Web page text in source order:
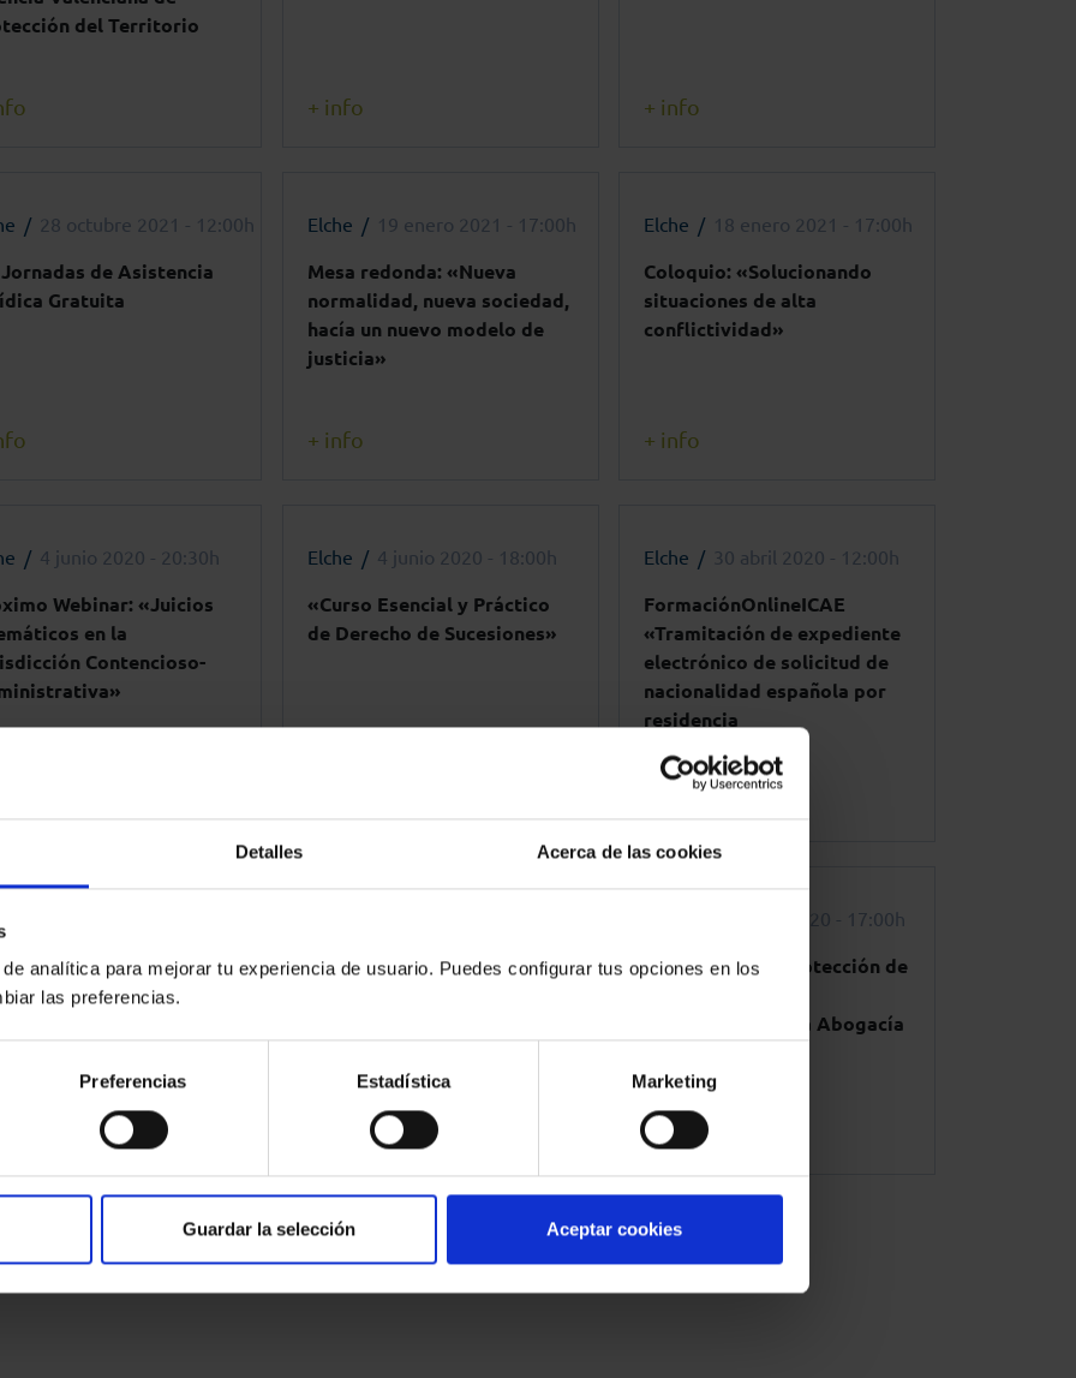
Detalles Acerca de las cookies
analítica para mejorar tu experiencia de usuario. Puedes configurar tus opciones en los
las preferencias.
Preferencias Estadística Marketing
Guardar la selección Aceptar cookies
del Territorio
+ info + info
28 octubre 2021 - 12:00h
de Asistencia
Gratuita
Elche 19 enero 2021 - 17:00h
Mesa redonda: «Nueva
normalidad, nueva sociedad,
hacía un nuevo modelo de
justicia»
+ info
Elche 18 enero 2021 - 17:00h
Coloquio: «Solucionando
situaciones de alta
conflictividad»
+ info
4 junio 2020 - 20:30h
Webinar: «Juicios
en la
Contencioso-
Elche 4 junio 2020 - 18:00h
«Curso Esencial y Práctico
de Derecho de Sucesiones»
Elche 30 abril 2020 - 12:00h
FormaciónOnlineICAE
«Tramitación de expediente
electrónico de solicitud de
nacionalidad española por
residencia
de los
Tecnológicos de la
Presentación del Registro de
5 marzo 2020 - 17:00h
Jornada sobre protección de
tecnológicos de la Abogacía
+ info
1 2 3